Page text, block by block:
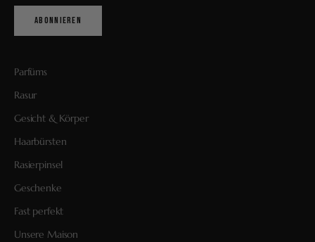
ABONNIEREN
Parfüms
Rasur
Gesicht & Körper
Haarbürsten
Rasierpinsel
Geschenke
Fast perfekt
Unsere Maison